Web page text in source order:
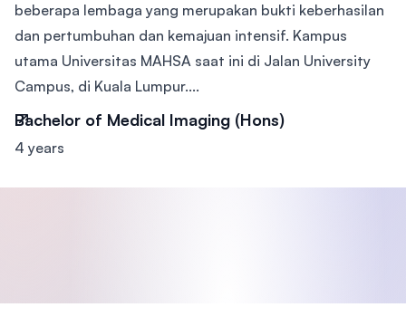
beberapa lembaga yang merupakan bukti keberhasilan
dan pertumbuhan dan kemajuan intensif. Kampus
utama Universitas MAHSA saat ini di Jalan University
Campus, di Kuala Lumpur....
Bachelor of Medical Imaging (Hons)
4 years